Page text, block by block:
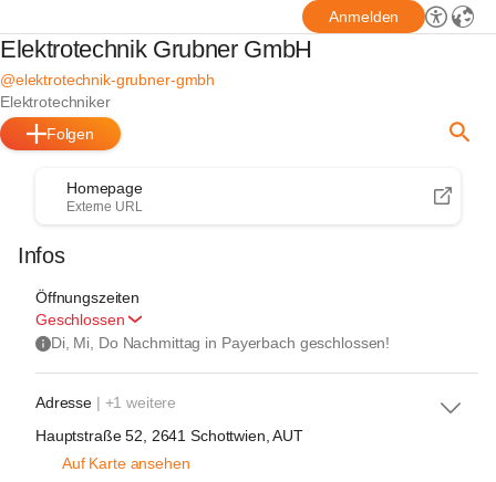
Anmelden
Elektrotechnik Grubner GmbH
@elektrotechnik-grubner-gmbh
Elektrotechniker
Folgen
Homepage
Externe URL
Infos
Öffnungszeiten
Geschlossen
Di, Mi, Do Nachmittag in Payerbach geschlossen!
Adresse | +1 weitere
Hauptstraße 52, 2641 Schottwien, AUT
Auf Karte ansehen